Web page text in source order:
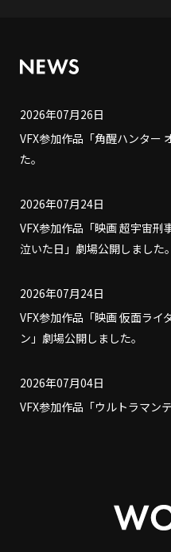
2026年07月26日
VFX参加作品「角醒ハンター
た。
2026年07月24日
VFX参加作品「映画 超宇宙刑
泣いた日」劇場公開しました。
2026年07月24日
VFX参加作品「映画 仮面ライ
ン」劇場公開しました。
2026年07月04日
VFX参加作品「ウルトラマン